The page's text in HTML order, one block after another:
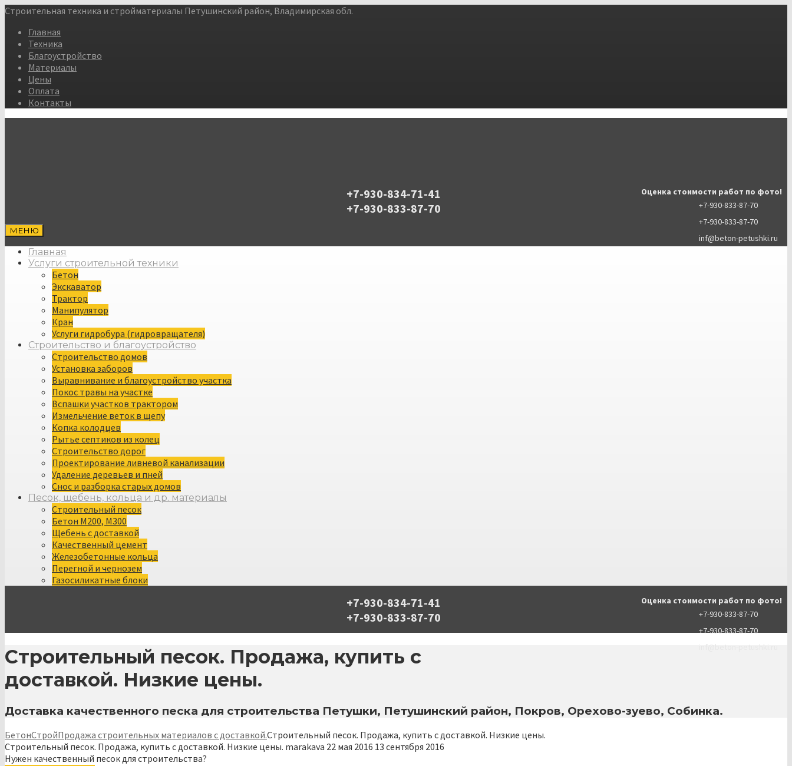
Строительная техника и стройматериалы Петушинский район, Владимирская обл.
Главная
Техника
Благоустройство
Материалы
Цены
Оплата
Контакты
Оценка стоимости работ по фото!
+7-930-833-87-70
+7-930-833-87-70
inf@beton-petushki.ru
+7-930-834-71-41
+7-930-833-87-70
МЕНЮ
Главная
Услуги строительной техники
Бетон
Экскаватор
Трактор
Манипулятор
Кран
Услуги гидробура (гидровращателя)
Строительство и благоустройство
Строительство домов
Установка заборов
Выравнивание и благоустройство участка
Покос травы на участке
Вспашки участков трактором
Измельчение веток в щепу
Копка колодцев
Рытье септиков из колец
Строительство дорог
Проектирование ливневой канализации
Удаление деревьев и пней
Снос и разборка старых домов
Песок, щебень, кольца и др. материалы
Строительный песок
Бетон М200, М300
Щебень с доставкой
Качественный цемент
Железобетонные кольца
Перегной и чернозем
Газосиликатные блоки
Оценка стоимости работ по фото!
+7-930-833-87-70
+7-930-833-87-70
inf@beton-petushki.ru
+7-930-834-71-41
+7-930-833-87-70
Строительный песок. Продажа, купить с
доставкой. Низкие цены.
Доставка качественного песка для строительства Петушки, Петушинский район, Покров, Орехово-зуево, Собинка.
БетонСтройПродажа строительных материалов с доставкой.Строительный песок. Продажа, купить с доставкой. Низкие цены.
Строительный песок. Продажа, купить с доставкой. Низкие цены. marakava 22 мая 2016 13 сентября 2016
Нужен качественный песок для строительства?